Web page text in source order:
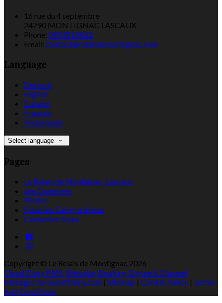
16 rue du 4 septembre
24290 MONTIGNAC LASCAUX
Phone: 0553518022
Email: contact@relaisdemontignac.com
Language
Deutsch
English
Español
Français
Nederlands
Select language
Pages
Le Relais de Montignac-Lascaux
Les Chambres
Photos
Situation Géographique
Contactez Nous
Copyright © Le Relais de Montignac 2026
Cloud Diary PMS, Website, Booking Engine & Channel
Manager by GuestDiary.com | Sitemap | Cookie Policy | Terms
And Conditions